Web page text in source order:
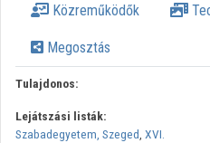
Intézmények
Közreműködők
Közreműködők
Megosztás
Tulajdonos:
Lejátszási listák:
Szabadegyetem, Szeged, XVI.